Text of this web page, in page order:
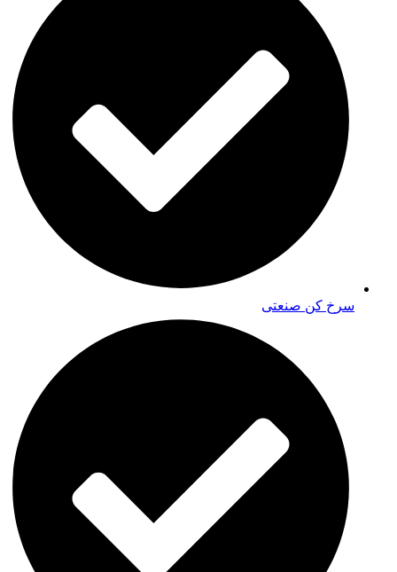
سرخ کن صنعتی